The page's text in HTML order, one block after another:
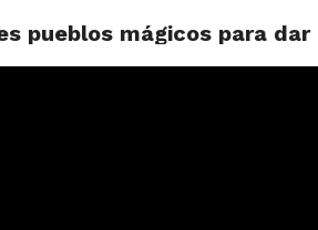
pueblos mágicos para